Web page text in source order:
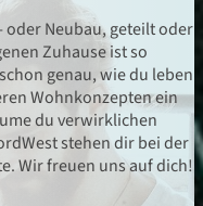
Neubau, geteilt oder
Zuhause ist so
genau, wie du leben
Wohnkonzepten ein
du verwirklichen
stehen dir bei der
Wir freuen uns auf dich!